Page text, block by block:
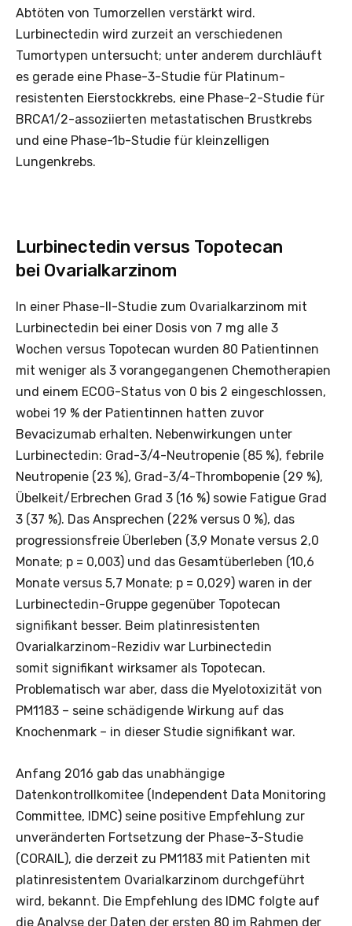
Abtöten von Tumorzellen verstärkt wird.
Lurbinectedin wird zurzeit an verschiedenen
Tumortypen untersucht; unter anderem durchläuft
es gerade eine Phase-3-Studie für Platinum-
resistenten Eierstockkrebs, eine Phase-2-Studie für
BRCA1/2-assoziierten metastatischen Brustkrebs
und eine Phase-1b-Studie für kleinzelligen
Lungenkrebs.
Lurbinectedin versus Topotecan
bei Ovarialkarzinom
In einer Phase-II-Studie zum Ovarialkarzinom mit
Lurbinectedin bei einer Dosis von 7 mg alle 3
Wochen versus Topotecan wurden 80 Patientinnen
mit weniger als 3 vorangegangenen Chemotherapien
und einem ECOG-Status von 0 bis 2 eingeschlossen,
wobei 19 % der Patientinnen hatten zuvor
Bevacizumab erhalten. Nebenwirkungen unter
Lurbinectedin: Grad-3/4-Neutropenie (85 %), febrile
Neutropenie (23 %), Grad-3/4-Thrombopenie (29 %),
Übelkeit/Erbrechen Grad 3 (16 %) sowie Fatigue Grad
3 (37 %). Das Ansprechen (22% versus 0 %), das
progressionsfreie Über­leben (3,9 Monate versus 2,0
Monate; p = 0,003) und das Gesamtüberleben (10,6
Monate versus 5,7 Monate; p = 0,029) waren in der
Lurbinectedin-Gruppe gegenüber Topotecan
signifikant besser. Beim platinresistenten
Ovarialkarzinom-Rezidiv war Lurbinectedin
somit signifikant wirksamer als Topotecan.
Problematisch war aber, dass die Myelotoxizität von
PM1183 – seine schädigende Wirkung auf das
Knochenmark – in dieser Studie signifikant war.
Anfang 2016 gab das unabhängige
Datenkontrollkomitee (Independent Data Monitoring
Committee, IDMC) seine positive Empfehlung zur
unveränderten Fortsetzung der Phase-3-Studie
(CORAIL), die derzeit zu PM1183 mit Patienten mit
platinresistentem Ovarialkarzinom durchgeführt
wird, bekannt. Die Empfehlung des IDMC folgte auf
die Analyse der Daten der ersten 80 im Rahmen der